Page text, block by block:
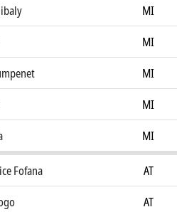
MI
MI
MI
MI
MI
Fofana AT
AT